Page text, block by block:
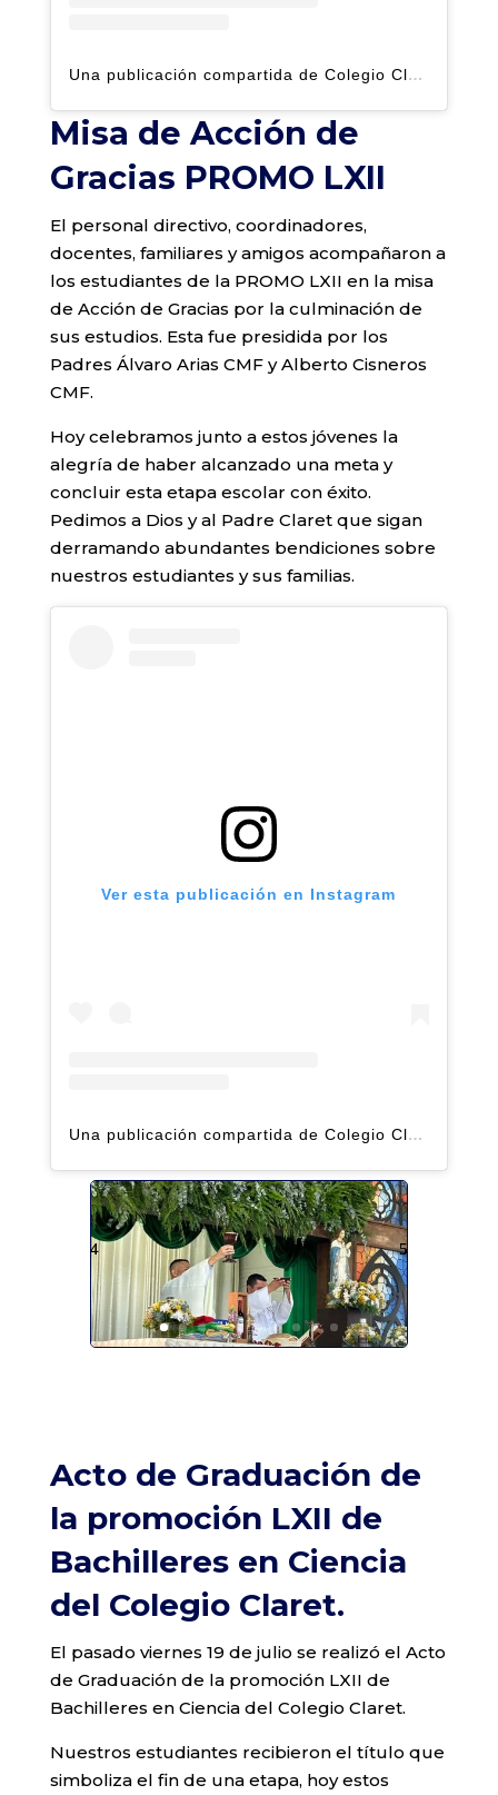
Una publicación compartida de Colegio Claret | Alto Hatillo (@clarethatillo)
Misa de Acción de
Gracias PROMO LXII
El personal directivo, coordinadores,
docentes, familiares y amigos acompañaron a
los estudiantes de la PROMO LXII en la misa
de Acción de Gracias por la culminación de
sus estudios. Esta fue presidida por los
Padres Álvaro Arias CMF y Alberto Cisneros
CMF.
Hoy celebramos junto a estos jóvenes la
alegría de haber alcanzado una meta y
concluir esta etapa escolar con éxito.
Pedimos a Dios y al Padre Claret que sigan
derramando abundantes bendiciones sobre
nuestros estudiantes y sus familias.
Ver esta publicación en Instagram
Una publicación compartida de Colegio Claret | Alto Hatillo (@clarethatillo)
Acto de Graduación de
la promoción LXII de
Bachilleres en Ciencia
del Colegio Claret.
El pasado viernes 19 de julio se realizó el Acto
de Graduación de la promoción LXII de
Bachilleres en Ciencia del Colegio Claret.
Nuestros estudiantes recibieron el título que
simboliza el fin de una etapa, hoy estos